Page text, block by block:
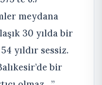
meydana
30 yılda bir
yıldır sessiz.
bir